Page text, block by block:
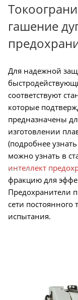
гашение
Для надежной
соответствуют
которые
предназначены
изготовлении
(подробнее
можно узнать в
интеллект
фракцию для
Предохранители
сети
испытания.